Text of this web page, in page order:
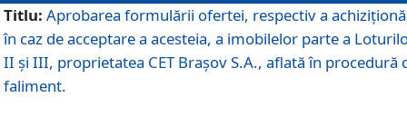
Titlu: Aprobarea formulării ofertei, respectiv a
în caz de acceptare a acesteia, a imobilelor parte a
II și III, proprietatea CET Brașov S.A., aflată în procedură
faliment.